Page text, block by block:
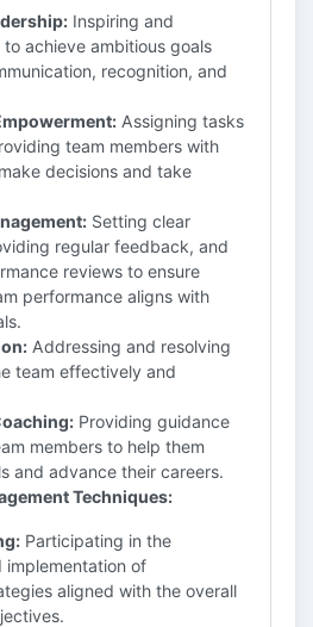
Inspiring and
achieve ambitious goals
recognition, and
Assigning tasks
team members with
decisions and take
Setting clear
regular feedback, and
reviews to ensure
performance aligns with
Addressing and resolving
team effectively and
Providing guidance
members to help them
and advance their careers.
Techniques:
Participating in the
implementation of
aligned with the overall